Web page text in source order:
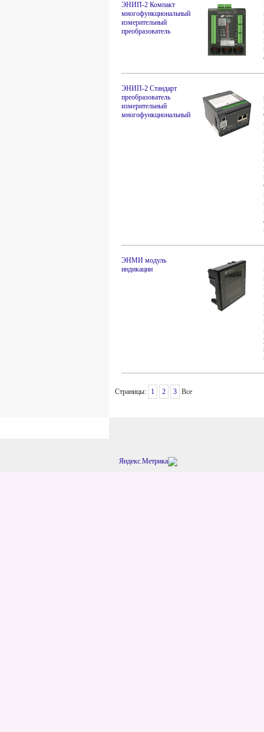
ЭНИП-2 Компакт
многофункциональный
измерительный
преобразователь
ЭНИП-2 Стандарт
преобразователь
измерительный
многофункциональный
ЭНМИ модуль
индикации
Страницы: 1 2 3 Все